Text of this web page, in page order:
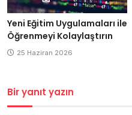
Yeni Eğitim Uygulamaları ile
Öğrenmeyi Kolaylaştırın
25 Haziran 2026
Bir yanıt yazın